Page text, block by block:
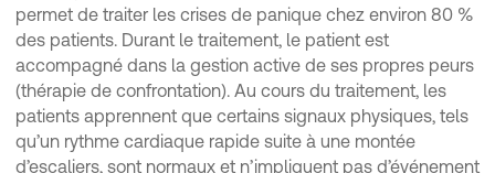
permet de traiter les crises de panique chez environ 80 %
des patients. Durant le traitement, le patient est
accompagné dans la gestion active de ses propres peurs
(thérapie de confrontation). Au cours du traitement, les
patients apprennent que certains signaux physiques, tels
qu’un rythme cardiaque rapide suite à une montée
d’escaliers, sont normaux et n’impliquent pas d’événement